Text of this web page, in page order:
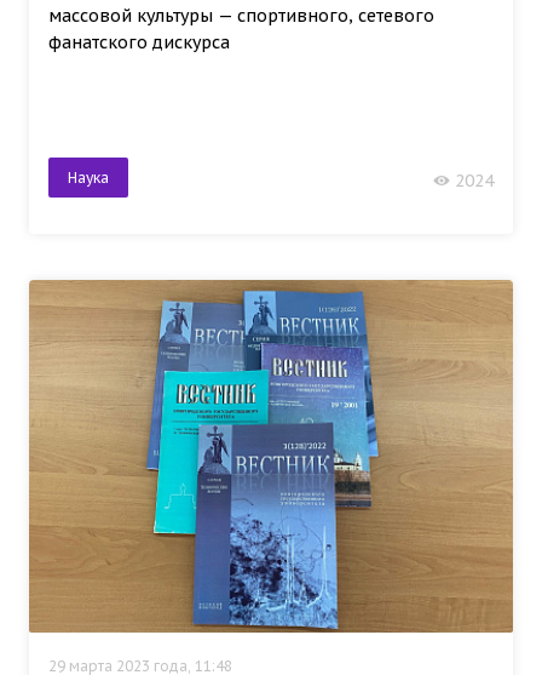
массовой культуры — спортивного, сетевого
фанатского дискурса
Наука 2024
29 марта 2023 года, 11:48